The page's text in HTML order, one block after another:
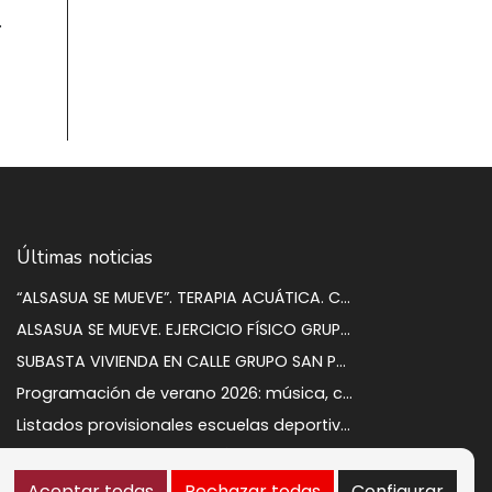
Últimas noticias
“ALSASUA SE MUEVE”. TERAPIA ACUÁTICA. CURSO 2026-2027
ALSASUA SE MUEVE. EJERCICIO FÍSICO GRUPAL. CURSO 2026-2027
SUBASTA VIVIENDA EN CALLE GRUPO SAN PEDRO A 2
Programación de verano 2026: música, circo y cultura para disfrutar en la calle
Listados provisionales escuelas deportivas 2026-2027